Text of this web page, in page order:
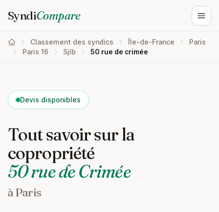
SyndiCompare
Classement des syndics Île-de-France
Paris
Paris 16
Sjlb 50 rue de crimée
Devis disponibles
Tout savoir sur la
copropriété
50 rue de Crimée
à Paris